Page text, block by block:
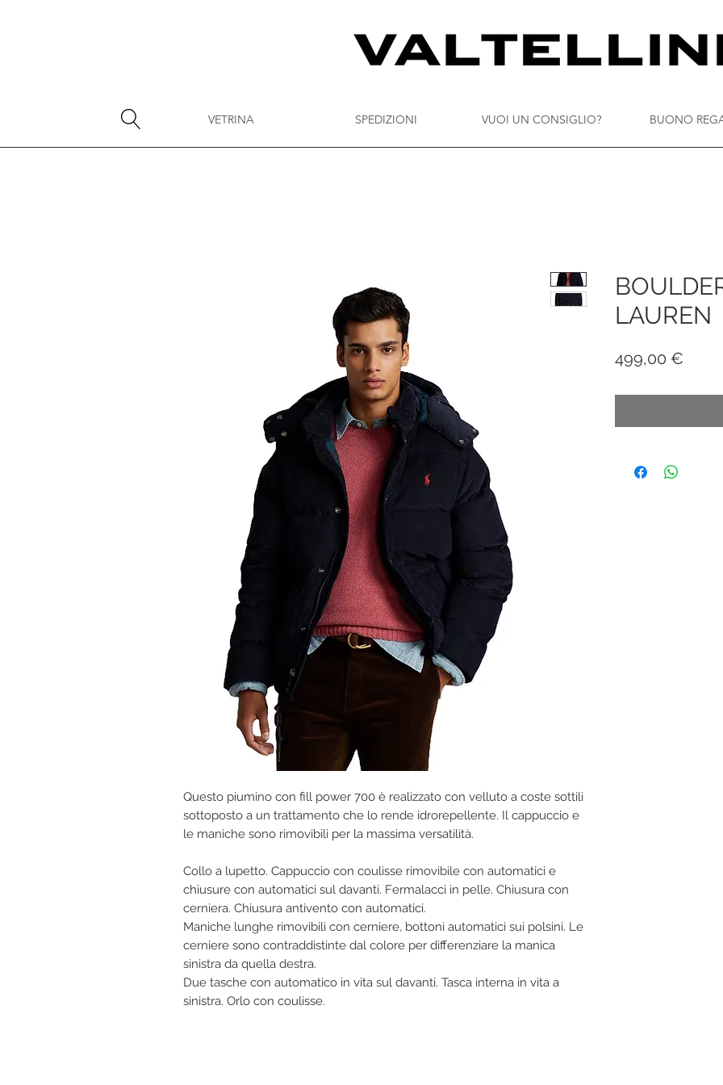
VETRINA SPEDIZIONI VUOI UN CONSIGLIO? BUONO
Questo piumino con fill power 700 è realizzato con velluto a coste sottili
sottoposto a un trattamento che lo rende idrorepellente. Il cappuccio e
le maniche sono rimovibili per la massima versatilità.
Collo a lupetto. Cappuccio con coulisse rimovibile con automatici e
chiusure con automatici sul davanti. Fermalacci in pelle. Chiusura con
cerniera. Chiusura antivento con automatici.
Maniche lunghe rimovibili con cerniere, bottoni automatici sui polsini. Le
cerniere sono contraddistinte dal colore per differenziare la manica
sinistra da quella destra.
Due tasche con automatico in vita sul davanti. Tasca interna in vita a
sinistra. Orlo con coulisse.
LAUREN
499,00 €